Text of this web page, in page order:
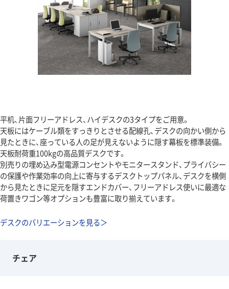
平机、片面フリーアドレス、ハイデスクの3タイプをご用意。
天板にはケーブル類をすっきりとさせる配線孔、デスクの向かい側から
見たときに、座っている人の足が見えないように隠す幕板を標準装備。
天板耐荷重100kgの高品質デスクです。
別売りの埋め込み型電源コンセントやモニタースタンド、プライバシー
の保護や作業効率の向上に寄与するデスクトップパネル、デスクを横側
から見たときに足元を隠すエンドカバー、フリーアドレス使いに最適な
荷置きワゴン等オプションも豊富に取り揃えています。
デスクのバリエーションを見る＞
チェア